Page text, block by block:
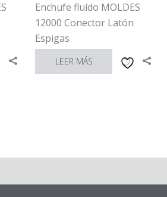
Enchufe fluído MOLDES
12000 Conector Latón
Espigas
LEER MÁS